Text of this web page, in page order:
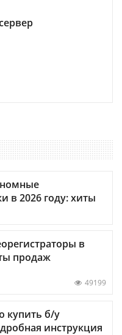
в 2026 году: хиты
в
продаж
49199
купить б/у
инструкция